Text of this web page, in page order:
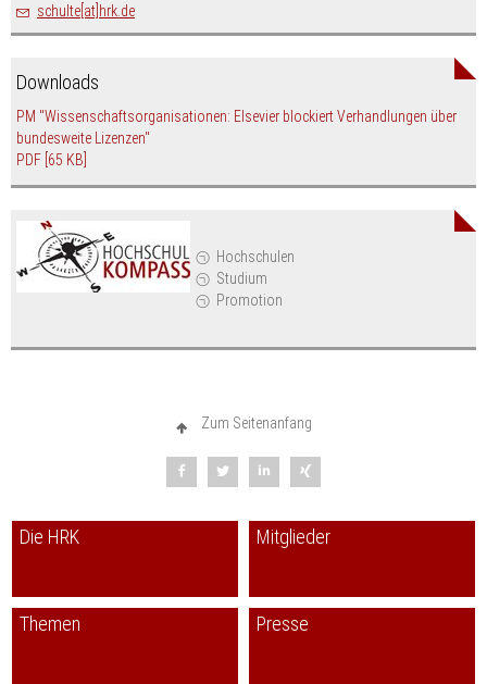
Hochschulen
Studium
Promotion
schulte[at]hrk.de
Downloads
PM "Wissenschafts­organisationen: Elsevier blockiert Verhandlungen über
bundesweite Lizenzen"
PDF [65 KB]
Zum Seitenanfang
Die HRK Mitglieder
Themen Presse